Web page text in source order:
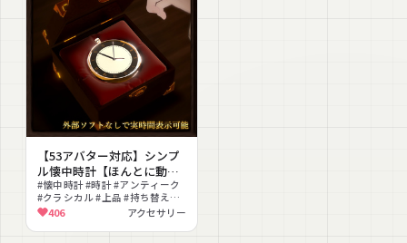
【53アバター対応】シンプ
ル懐中時計【ほんとに動
く！】
#懐中時計 #時計 #アンティーク
#クラシカル #上品 #持ち替えギ
ミック #撮影向け #ハンドサイン
406 アクセサリー